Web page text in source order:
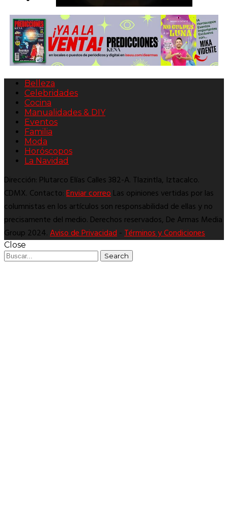
Belleza
Celebridades
Cocina
Manualidades & DIY
Eventos
Familia
Moda
Horóscopos
La Navidad
Dirección: Plutarco Elías Calles 382-A. Tlazintla, Iztacalco.
CDMX. Contacto:Enviar correoLas opiniones vertidas por las
columnistas en los artículos son responsabilidad de ellas y no
precisamente del medio. Derechos reservados, De Armas Media
Group 2024.Aviso de Privacidad-Términos y Condiciones
Close